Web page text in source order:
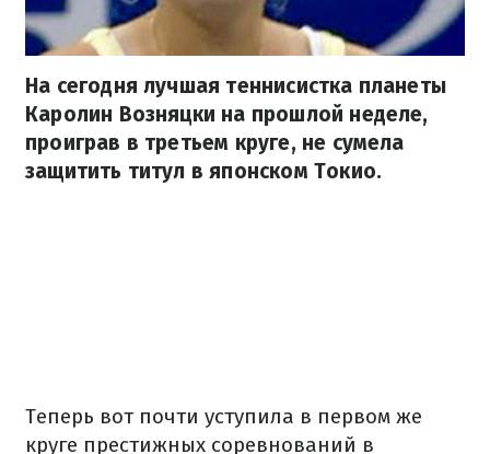
На сегодня лучшая теннисистка планеты
Каролин Возняцки на прошлой неделе,
проиграв в третьем круге, не сумела
защитить титул в японском Токио.
Теперь вот почти уступила в первом же
круге престижных соревнований в